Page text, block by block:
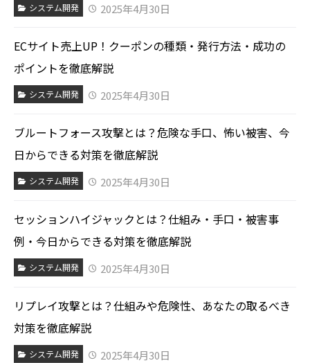
システム開発 2025年4月30日
ECサイト売上UP！クーポンの種類・発行方法・成功の
ポイントを徹底解説
システム開発 2025年4月30日
ブルートフォース攻撃とは？危険な手口、怖い被害、今
日からできる対策を徹底解説
システム開発 2025年4月30日
セッションハイジャックとは？仕組み・手口・被害事
例・今日からできる対策を徹底解説
システム開発 2025年4月30日
リプレイ攻撃とは？仕組みや危険性、あなたの取るべき
対策を徹底解説
システム開発 2025年4月30日